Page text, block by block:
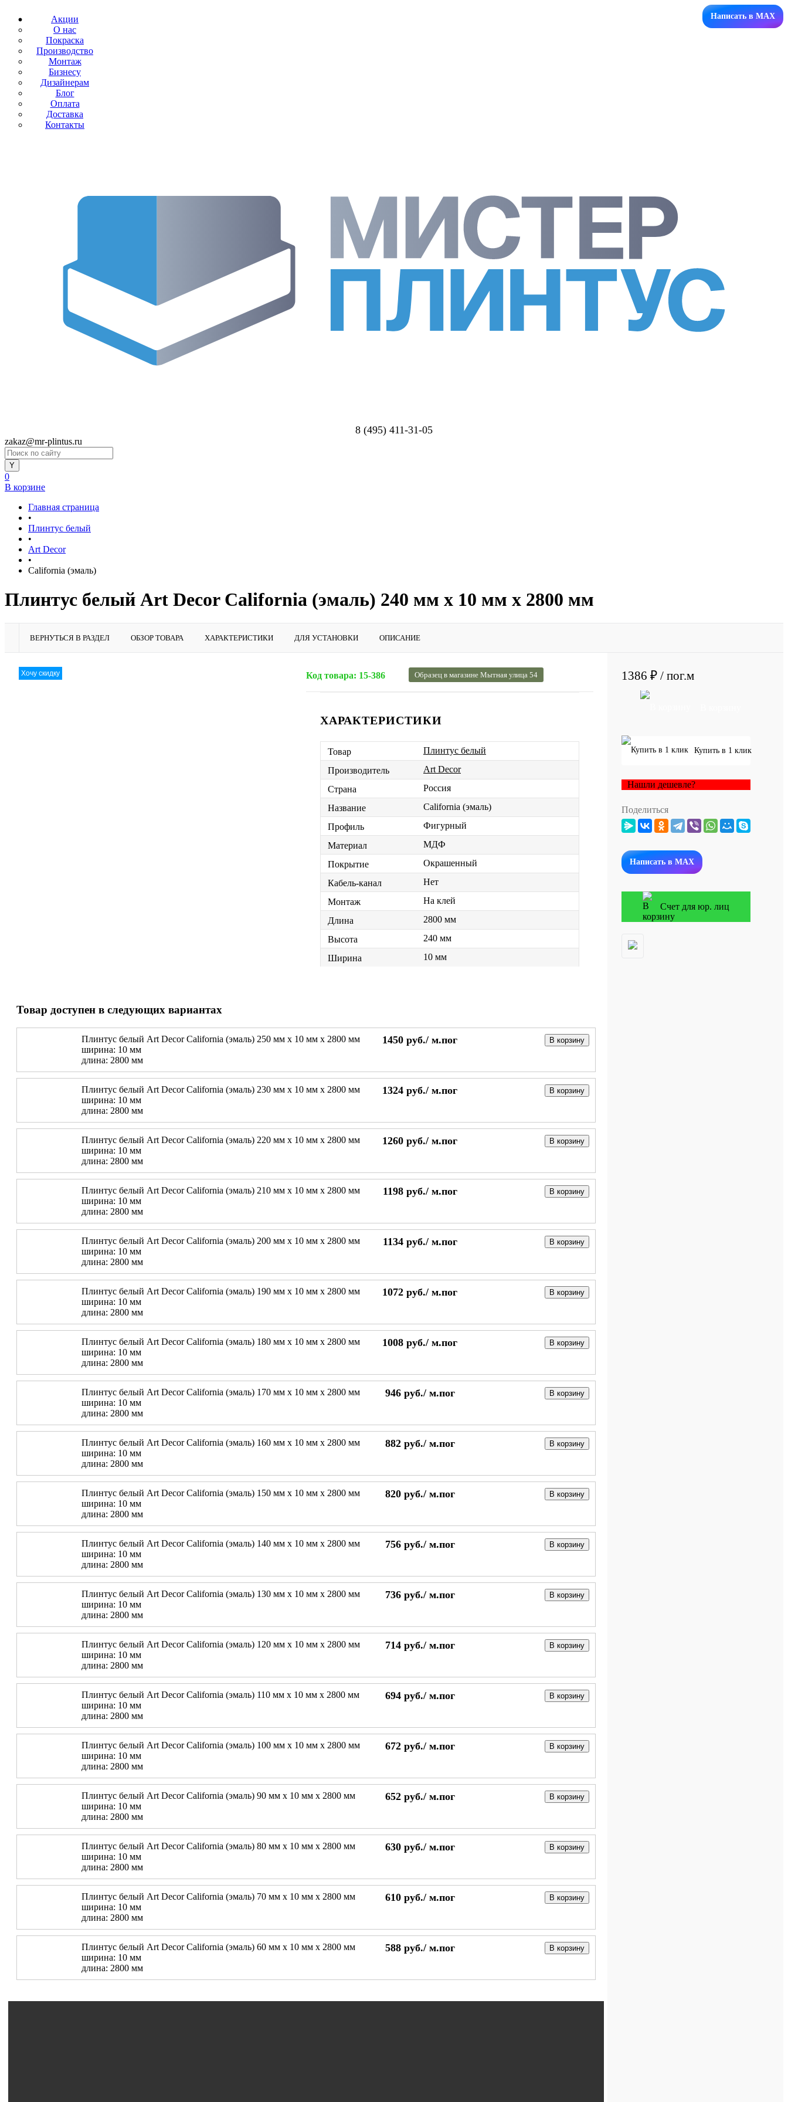
Акции
О нас
Покраска
Производство
Монтаж
Бизнесу
Дизайнерам
Блог
Оплата
Доставка
Контакты
Написать в MAX
8 (495) 411-31-05
zakaz@mr-plintus.ru
0
В корзине
Главная страница
•
Плинтус белый
•
Art Decor
•
California (эмаль)
Плинтус белый Art Decor California (эмаль) 240 мм х 10 мм х 2800 мм
ВЕРНУТЬСЯ В РАЗДЕЛ ОБЗОР ТОВАРА ХАРАКТЕРИСТИКИ ДЛЯ УСТАНОВКИ ОПИСАНИЕ
Хочу скидку Код товара: 15-386 Образец в магазине Мытная улица 54
ХАРАКТЕРИСТИКИ
Товар
Плинтус белый
Производитель
Art Decor
Страна
Россия
Название
California (эмаль)
Профиль
Фигурный
Материал
МДФ
Покрытие
Окрашенный
Кабель-канал
Нет
Монтаж
На клей
Длина
2800 мм
Высота
240 мм
Ширина
10 мм
Товар доступен в следующих вариантах
Плинтус белый Art Decor California (эмаль) 250 мм х 10 мм х 2800 мм
ширина: 10 мм
длина: 2800 мм
1450 руб./ м.пог В корзину
Плинтус белый Art Decor California (эмаль) 230 мм х 10 мм х 2800 мм
ширина: 10 мм
длина: 2800 мм
1324 руб./ м.пог В корзину
Плинтус белый Art Decor California (эмаль) 220 мм х 10 мм х 2800 мм
ширина: 10 мм
длина: 2800 мм
1260 руб./ м.пог В корзину
Плинтус белый Art Decor California (эмаль) 210 мм х 10 мм х 2800 мм
ширина: 10 мм
длина: 2800 мм
1198 руб./ м.пог В корзину
Плинтус белый Art Decor California (эмаль) 200 мм х 10 мм х 2800 мм
ширина: 10 мм
длина: 2800 мм
1134 руб./ м.пог В корзину
Плинтус белый Art Decor California (эмаль) 190 мм х 10 мм х 2800 мм
ширина: 10 мм
длина: 2800 мм
1072 руб./ м.пог В корзину
Плинтус белый Art Decor California (эмаль) 180 мм х 10 мм х 2800 мм
ширина: 10 мм
длина: 2800 мм
1008 руб./ м.пог В корзину
Плинтус белый Art Decor California (эмаль) 170 мм х 10 мм х 2800 мм
ширина: 10 мм
длина: 2800 мм
946 руб./ м.пог В корзину
Плинтус белый Art Decor California (эмаль) 160 мм х 10 мм х 2800 мм
ширина: 10 мм
длина: 2800 мм
882 руб./ м.пог В корзину
Плинтус белый Art Decor California (эмаль) 150 мм х 10 мм х 2800 мм
ширина: 10 мм
длина: 2800 мм
820 руб./ м.пог В корзину
Плинтус белый Art Decor California (эмаль) 140 мм х 10 мм х 2800 мм
ширина: 10 мм
длина: 2800 мм
756 руб./ м.пог В корзину
Плинтус белый Art Decor California (эмаль) 130 мм х 10 мм х 2800 мм
ширина: 10 мм
длина: 2800 мм
736 руб./ м.пог В корзину
Плинтус белый Art Decor California (эмаль) 120 мм х 10 мм х 2800 мм
ширина: 10 мм
длина: 2800 мм
714 руб./ м.пог В корзину
Плинтус белый Art Decor California (эмаль) 110 мм х 10 мм х 2800 мм
ширина: 10 мм
длина: 2800 мм
694 руб./ м.пог В корзину
Плинтус белый Art Decor California (эмаль) 100 мм х 10 мм х 2800 мм
ширина: 10 мм
длина: 2800 мм
672 руб./ м.пог В корзину
Плинтус белый Art Decor California (эмаль) 90 мм х 10 мм х 2800 мм
ширина: 10 мм
длина: 2800 мм
652 руб./ м.пог В корзину
Плинтус белый Art Decor California (эмаль) 80 мм х 10 мм х 2800 мм
ширина: 10 мм
длина: 2800 мм
630 руб./ м.пог В корзину
Плинтус белый Art Decor California (эмаль) 70 мм х 10 мм х 2800 мм
ширина: 10 мм
длина: 2800 мм
610 руб./ м.пог В корзину
Плинтус белый Art Decor California (эмаль) 60 мм х 10 мм х 2800 мм
ширина: 10 мм
длина: 2800 мм
588 руб./ м.пог В корзину
1386 ₽ / пог.м
Купить в 1 клик
Нашли дешевле?
Поделиться
Написать в MAX
Счет для юр. лиц